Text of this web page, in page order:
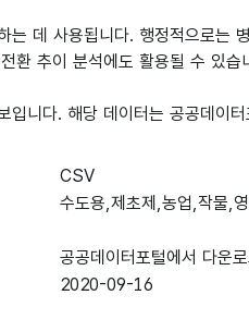
데 사용됩니다. 행정적으로는
환 추이 분석에도 활용될 수 있습
니다. 해당 데이터는 공공데이
로 항목명, 항목명(영문명), 항
(영문명)
인천광역시에
공급된
CSV
수도용,제초제,농업,작물,
공공데이터포털에서 다운
2020-09-16